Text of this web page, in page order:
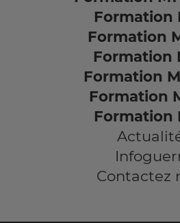
Formation
Formation
Formation
Formation
Formation
Formation
Contactez